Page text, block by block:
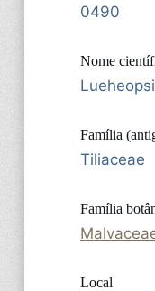
0490
Nome
Família
Tiliaceae
Família
Local